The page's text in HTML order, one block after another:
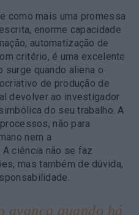
como mais uma promessa
enorme capacidade
automatização de
critério, é uma excelente
surge quando aliena o
de produção de
devolver ao investigador
do seu trabalho. A
não para
nem a
ciência não se faz
mas também de dúvida,
avança quando há